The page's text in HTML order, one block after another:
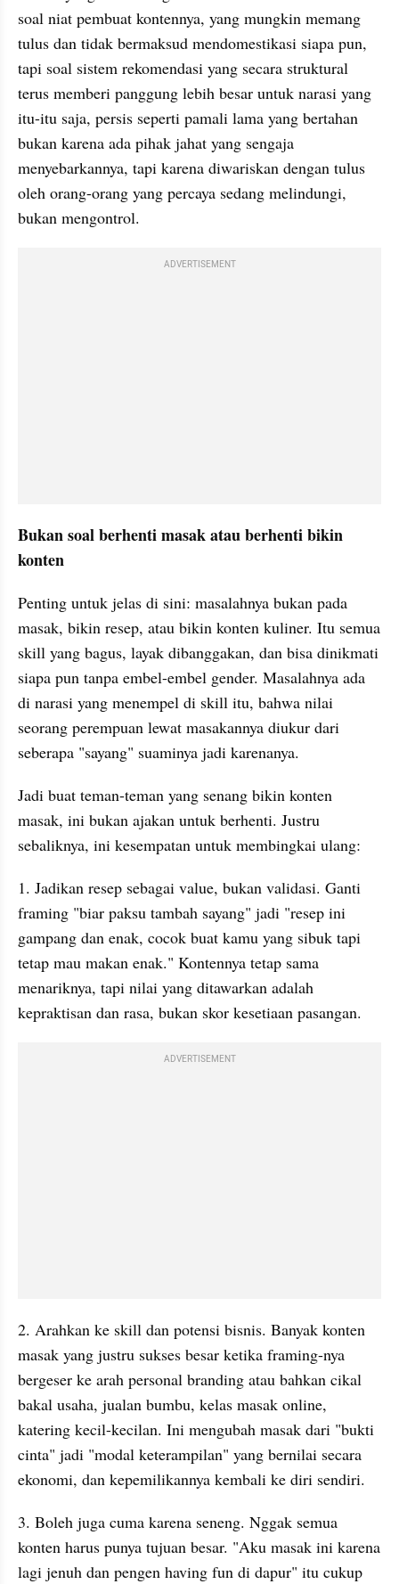
soal niat pembuat kontennya, yang mungkin memang
tulus dan tidak bermaksud mendomestikasi siapa pun,
tapi soal sistem rekomendasi yang secara struktural
terus memberi panggung lebih besar untuk narasi yang
itu-itu saja, persis seperti pamali lama yang bertahan
bukan karena ada pihak jahat yang sengaja
menyebarkannya, tapi karena diwariskan dengan tulus
oleh orang-orang yang percaya sedang melindungi,
bukan mengontrol.
ADVERTISEMENT
Bukan soal berhenti masak atau berhenti bikin
konten
Penting untuk jelas di sini: masalahnya bukan pada
masak, bikin resep, atau bikin konten kuliner. Itu semua
skill yang bagus, layak dibanggakan, dan bisa dinikmati
siapa pun tanpa embel-embel gender. Masalahnya ada
di narasi yang menempel di skill itu, bahwa nilai
seorang perempuan lewat masakannya diukur dari
seberapa "sayang" suaminya jadi karenanya.
Jadi buat teman-teman yang senang bikin konten
masak, ini bukan ajakan untuk berhenti. Justru
sebaliknya, ini kesempatan untuk membingkai ulang:
1. Jadikan resep sebagai value, bukan validasi. Ganti
framing "biar paksu tambah sayang" jadi "resep ini
gampang dan enak, cocok buat kamu yang sibuk tapi
tetap mau makan enak." Kontennya tetap sama
menariknya, tapi nilai yang ditawarkan adalah
kepraktisan dan rasa, bukan skor kesetiaan pasangan.
ADVERTISEMENT
2. Arahkan ke skill dan potensi bisnis. Banyak konten
masak yang justru sukses besar ketika framing-nya
bergeser ke arah personal branding atau bahkan cikal
bakal usaha, jualan bumbu, kelas masak online,
katering kecil-kecilan. Ini mengubah masak dari "bukti
cinta" jadi "modal keterampilan" yang bernilai secara
ekonomi, dan kepemilikannya kembali ke diri sendiri.
3. Boleh juga cuma karena seneng. Nggak semua
konten harus punya tujuan besar. "Aku masak ini karena
lagi jenuh dan pengen having fun di dapur" itu cukup